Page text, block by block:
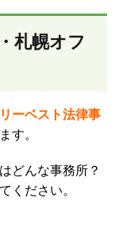
札幌オフ
ーベスト法律事
す。
どんな事務所？
ください。